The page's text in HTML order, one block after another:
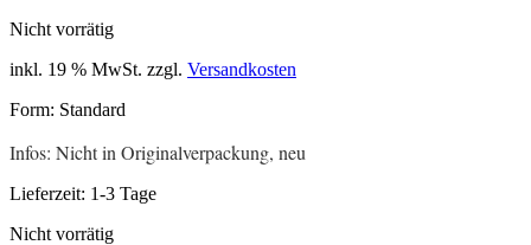
Nicht vorrätig
inkl. 19 % MwSt. zzgl. Versandkosten
Form: Standard
Infos: Nicht in Originalverpackung, neu
Lieferzeit: 1-3 Tage
Nicht vorrätig